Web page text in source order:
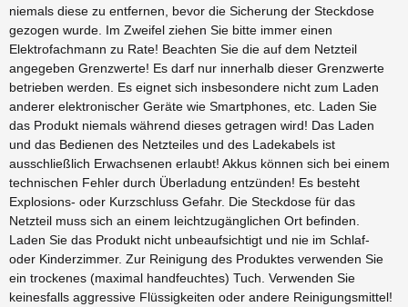
niemals diese zu entfernen, bevor die Sicherung der Steckdose
gezogen wurde. Im Zweifel ziehen Sie bitte immer einen
Elektrofachmann zu Rate! Beachten Sie die auf dem Netzteil
angegeben Grenzwerte! Es darf nur innerhalb dieser Grenzwerte
betrieben werden. Es eignet sich insbesondere nicht zum Laden
anderer elektronischer Geräte wie Smartphones, etc. Laden Sie
das Produkt niemals während dieses getragen wird! Das Laden
und das Bedienen des Netzteiles und des Ladekabels ist
ausschließlich Erwachsenen erlaubt! Akkus können sich bei einem
technischen Fehler durch Überladung entzünden! Es besteht
Explosions- oder Kurzschluss Gefahr. Die Steckdose für das
Netzteil muss sich an einem leichtzugänglichen Ort befinden.
Laden Sie das Produkt nicht unbeaufsichtigt und nie im Schlaf-
oder Kinderzimmer. Zur Reinigung des Produktes verwenden Sie
ein trockenes (maximal handfeuchtes) Tuch. Verwenden Sie
keinesfalls aggressive Flüssigkeiten oder andere Reinigungsmittel!